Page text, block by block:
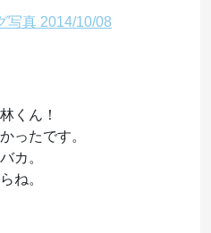
くん！
ったです。
カ。
ね。